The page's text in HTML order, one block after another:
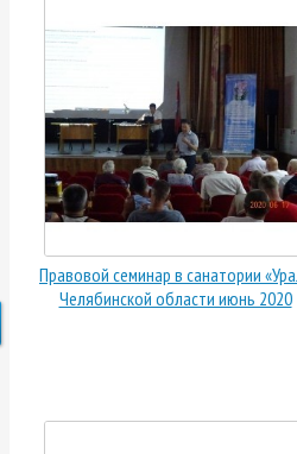
Правовой семинар в санатории
Челябинской области июнь 2020